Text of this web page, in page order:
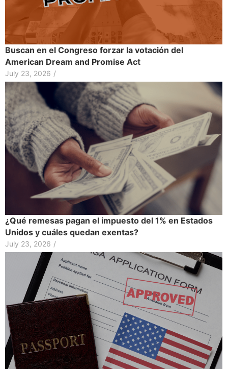
Buscan en el Congreso forzar la votación del
American Dream and Promise Act
July 23, 2026 /
¿Qué remesas pagan el impuesto del 1% en Estados
Unidos y cuáles quedan exentas?
July 23, 2026 /